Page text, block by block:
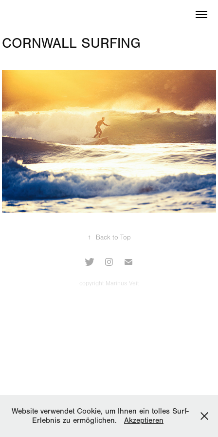
CORNWALL SURFING
↑ Back to Top
copyright Marinus Veit
Website verwendet Cookie, um Ihnen ein tolles Surf-
Erlebnis zu ermöglichen.
Akzeptieren